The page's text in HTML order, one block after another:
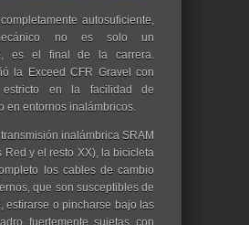
autosuficiente,
no es solo un
es el final de la carrera.
la Exceed CFR Gravel con
en la facilidad de
en entornos inalámbricos.
inalámbrica SRAM
Red y el resto XX), la bicicleta
los cables de cambio
que son susceptibles de
estirarse o pincharse bajo las
fuertemente sujetas con